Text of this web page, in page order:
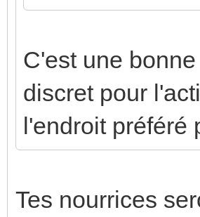
C'est une
discret pour
l'endroit préféré
Tes nourrices